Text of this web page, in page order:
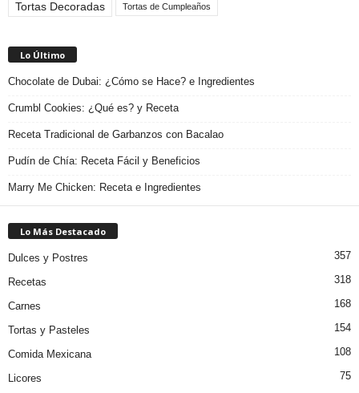
Tortas Decoradas Tortas de Cumpleaños
Lo Último
Chocolate de Dubai: ¿Cómo se Hace? e Ingredientes
Crumbl Cookies: ¿Qué es? y Receta
Receta Tradicional de Garbanzos con Bacalao
Pudín de Chía: Receta Fácil y Beneficios
Marry Me Chicken: Receta e Ingredientes
Lo Más Destacado
Dulces y Postres 357
Recetas 318
Carnes 168
Tortas y Pasteles 154
Comida Mexicana 108
Licores 75